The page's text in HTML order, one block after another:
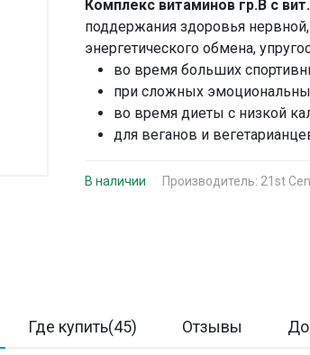
Комплекс витаминов гр.В с
поддержания здоровья
энергетического обмена,
во время больших
при сложных
во время диеты с низкой
для веганов и
В наличии Производитель: 21st
Где купить(45) Отзывы